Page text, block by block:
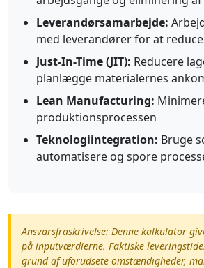
Leverandørsamarbejde:
med leverandører for at
Just-In-Time (JIT): Reducere
planlægge materialernes
Lean Manufacturing:
produktionsprocessen
Teknologiintegration: Bruge
automatisere og spore
Ansvarsfraskrivelse: Denne kalkulator
på inputværdierne. Faktiske
grund af uforudsete omstændigheder,